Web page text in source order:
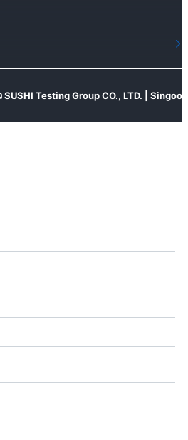
Testing Group CO., LTD. | Singoo